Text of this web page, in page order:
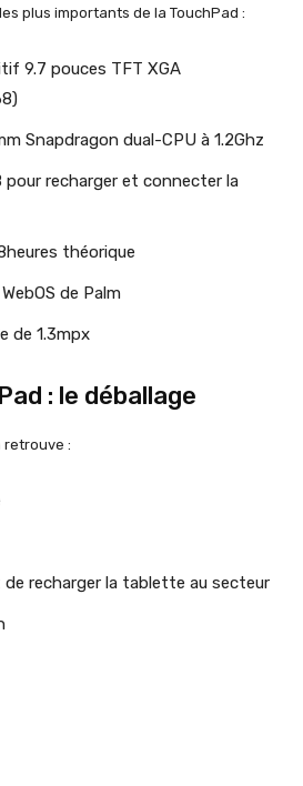
plus importants de la TouchPad :
9.7 pouces TFT XGA
Snapdragon dual-CPU à 1.2Ghz
pour recharger et connecter la
théorique
de Palm
de 1.3mpx
: le déballage
retrouve :
recharger la tablette au secteur